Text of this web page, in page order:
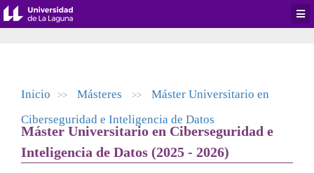
Inicio >> Másteres >>
Máster Universitario en
Ciberseguridad e Inteligencia de Datos
Máster Universitario en Ciberseguridad e
Inteligencia de Datos (2025 - 2026)